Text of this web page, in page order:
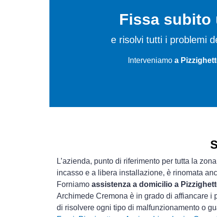
Fissa subito
e risolvi tutti i problemi
Interveniamo a
L’azienda, punto di riferimento per tutta la
incasso e a libera installazione, è rinomata
Forniamo assistenza a domicilio a
Archimede Cremona è in grado di affiancare i
di risolvere ogni tipo di malfunzionamento o